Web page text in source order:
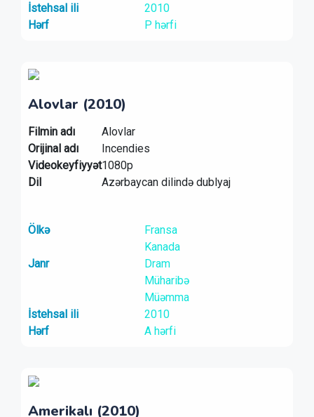
İstehsal ili
2010
Hərf
P hərfi
Alovlar (2010)
Filmin adı
Alovlar
Orijinal adı
Incendies
Videokeyfiyyət1080p
Dil
Azərbaycan dilində dublyaj
Ölkə
Fransa
Kanada
Janr
Dram
Müharibə
Müəmma
İstehsal ili
2010
Hərf
A hərfi
Amerikalı (2010)